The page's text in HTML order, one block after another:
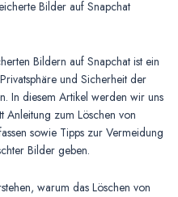
Bilder auf Snapchat
Bildern auf Snapchat ist ein
und Sicherheit der
In diesem Artikel werden wir uns
Anleitung zum Löschen von
sowie Tipps zur Vermeidung
Bilder geben.
warum das Löschen von